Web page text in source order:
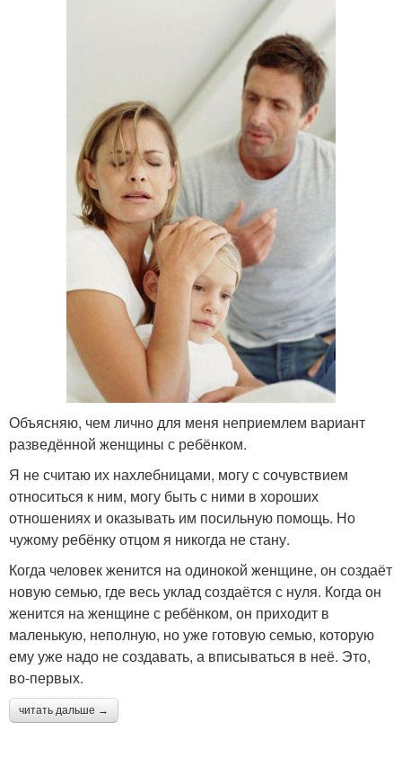
Объясняю, чем лично для меня неприемлем вариант
разведённой женщины с ребёнком.
Я не считаю их нахлебницами, могу с сочувствием
относиться к ним, могу быть с ними в хороших
отношениях и оказывать им посильную помощь. Но
чужому ребёнку отцом я никогда не стану.
Когда человек женится на одинокой женщине, он создаёт
новую семью, где весь уклад создаётся с нуля. Когда он
женится на женщине с ребёнком, он приходит в
маленькую, неполную, но уже готовую семью, которую
ему уже надо не создавать, а вписываться в неё. Это,
во-первых.
читать дальше →